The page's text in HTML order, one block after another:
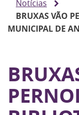
Notícias
BRUXAS VÃO
MUNICIPAL DE